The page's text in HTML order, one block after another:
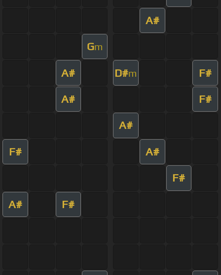
A#
Gm
A# D#m F#
A# F#
A#
F# A#
F#
A# F#